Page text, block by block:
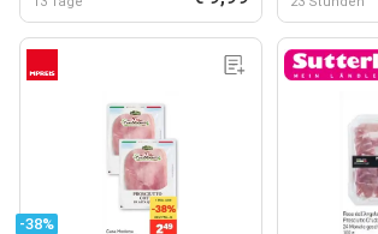
-38%